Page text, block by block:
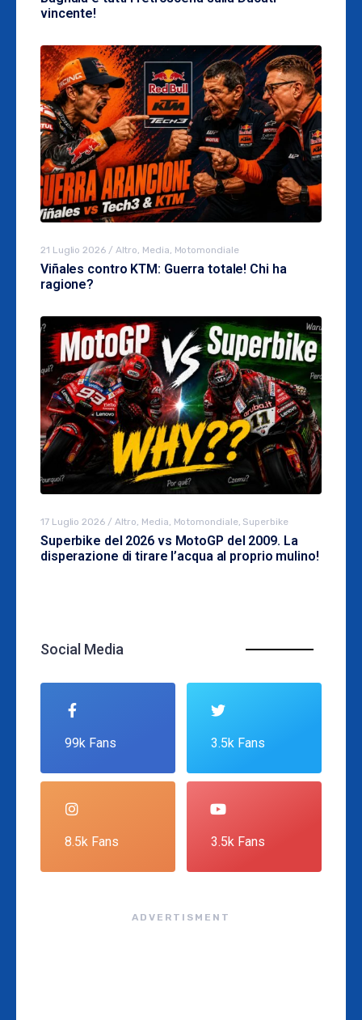
vincente!
21 Luglio 2026 / Altro, Media, Motomondiale
Viñales contro KTM: Guerra totale! Chi ha
ragione?
17 Luglio 2026 / Altro Media Motomondiale, Superbike
Superbike del 2026 vs MotoGP del 2009. La
disperazione di tirare l’acqua al proprio mulino!
Social Media
99k Fans 3.5k Fans
8.5k Fans 3.5k Fans
ADVERTISMENT